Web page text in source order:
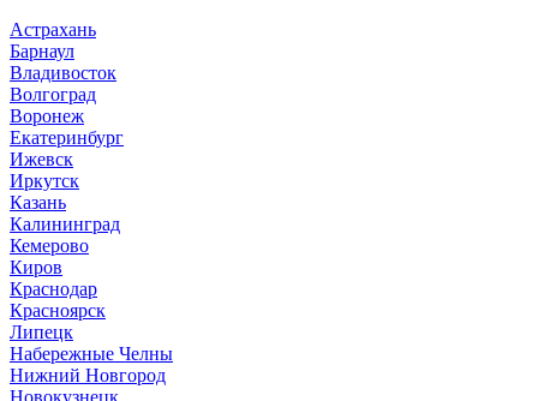
Астрахань
Барнаул
Владивосток
Волгоград
Воронеж
Екатеринбург
Ижевск
Иркутск
Казань
Калининград
Кемерово
Киров
Краснодар
Красноярск
Липецк
Набережные Челны
Нижний Новгород
Новокузнецк